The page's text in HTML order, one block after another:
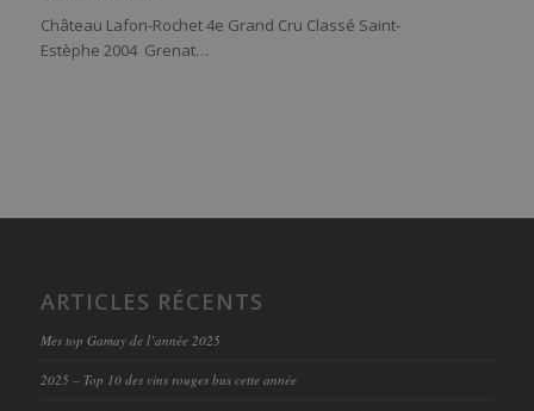
Château Lafon-Rochet 4e Grand Cru Classé Saint-
Estèphe 2004 Grenat…
ARTICLES RÉCENTS
Mes top Gamay de l’année 2025
2025 – Top 10 des vins rouges bus cette année